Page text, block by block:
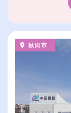
秋田市